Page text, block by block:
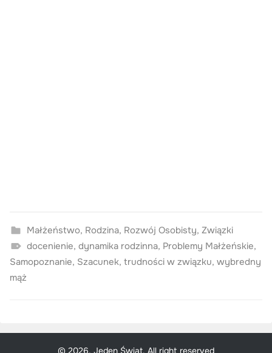
Małżeństwo, Rodzina, Rozwój Osobisty, Związki
docenienie, dynamika rodzinna, Problemy Małżeńskie,
Samopoznanie, Szacunek, trudności w związku, wybredny
mąż
© 2026, Jeden Świat. All right reserved